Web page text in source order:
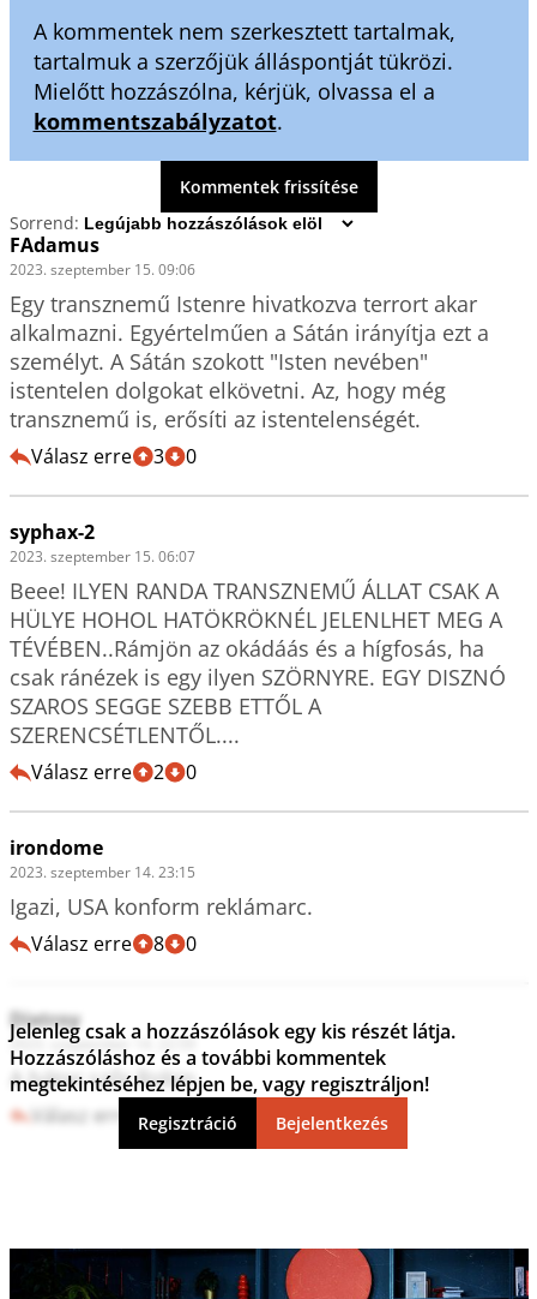
A kommentek nem szerkesztett tartalmak,
tartalmuk a szerzőjük álláspontját tükrözi.
Mielőtt hozzászólna, kérjük, olvassa el a
kommentszabályzatot.
Kommentek frissítése
Sorrend:
FAdamus
2023. szeptember 15. 09:06
Egy transznemű Istenre hivatkozva terrort akar
alkalmazni. Egyértelműen a Sátán irányítja ezt a
személyt. A Sátán szokott "Isten nevében"
istentelen dolgokat elkövetni. Az, hogy még
transznemű is, erősíti az istentelenségét.
Válasz erre 3 0
syphax-2
2023. szeptember 15. 06:07
Beee! ILYEN RANDA TRANSZNEMŰ ÁLLAT CSAK A
HÜLYE HOHOL HATÖKRÖKNÉL JELENLHET MEG A
TÉVÉBEN..Rámjön az okádáás és a hígfosás, ha
csak ránézek is egy ilyen SZÖRNYRE. EGY DISZNÓ
SZAROS SEGGE SZEBB ETTŐL A
SZERENCSÉTLENTŐL....
Válasz erre 2 0
irondome
2023. szeptember 14. 23:15
Igazi, USA konform reklámarc.
Válasz erre 8 0
Dixtroy
2023. szeptember 14. 22:59
A bátor szőr Robin.
Válasz erre 6 0
Jelenleg csak a hozzászólások egy kis részét látja.
Hozzászóláshoz és a további kommentek
megtekintéséhez lépjen be, vagy regisztráljon!
Regisztráció Bejelentkezés